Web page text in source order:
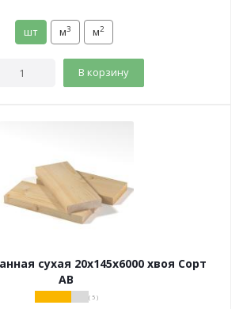
шт м3 м2
В корзину
сухая 20х145х6000 хвоя Сорт
АВ
( 5 )